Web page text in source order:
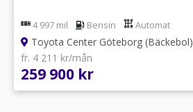
4 997 mil Bensin Automat
Toyota Center Göteborg (Bäckebol)
fr. 4 211 kr/mån
259 900 kr